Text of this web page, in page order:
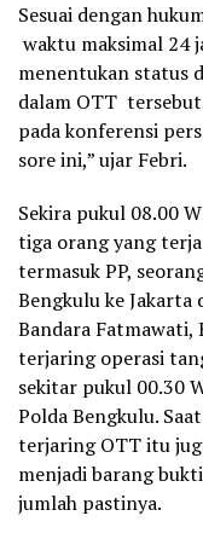
Sesuai dengan
waktu maksimal 24
menentukan status
dalam OTT
pada konferensi
sore ini,” ujar Febri.
Sekira pukul 08.00
tiga orang yang
termasuk PP,
Bengkulu ke
Bandara Fatmawati,
terjaring operasi
sekitar pukul 00.30
Polda Bengkulu.
terjaring OTT itu
menjadi barang
jumlah pastinya.